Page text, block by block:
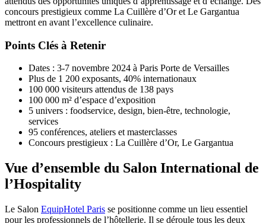
concours prestigieux comme La Cuillère d’Or et Le Gargantua
mettront en avant l’excellence culinaire.
Points Clés à Retenir
Dates : 3-7 novembre 2024 à Paris Porte de Versailles
Plus de 1 200 exposants, 40% internationaux
100 000 visiteurs attendus de 138 pays
100 000 m² d’espace d’exposition
5 univers : foodservice, design, bien-être, technologie,
services
95 conférences, ateliers et masterclasses
Concours prestigieux : La Cuillère d’Or, Le Gargantua
Vue d’ensemble du Salon International de
l’Hospitality
Le Salon EquipHotel Paris se positionne comme un lieu essentiel
pour les professionnels de l’hôtellerie. Il se déroule tous les deux